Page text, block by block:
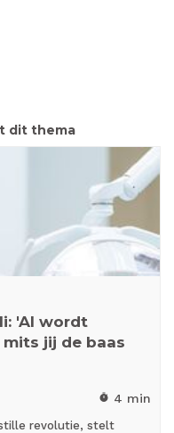
dit thema
'AI wordt
jij de baas
timer 4 min
revolutie, stelt